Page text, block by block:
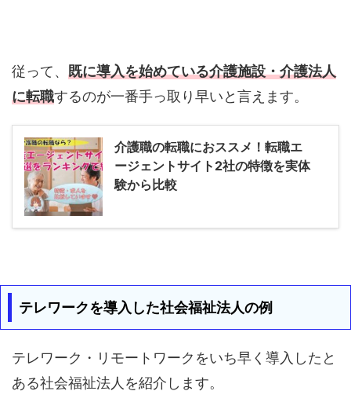
従って、 既に導入を始めている介護施設・介護法人
に転職するのが一番手っ取り早いと言えます。
介護職の転職におススメ！転職エ
ージェントサイト2社の特徴を実体
験から比較
テレワークを導入した社会福祉法人の例
テレワーク・リモートワークをいち早く導入したと
ある社会福祉法人を紹介します。